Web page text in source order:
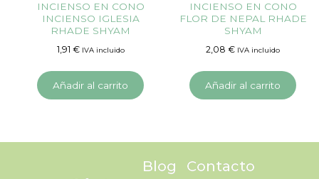
INCIENSO EN CONO
INCIENSO IGLESIA
RHADE SHYAM
1,91 € IVA incluido
Añadir al carrito
INCIENSO EN CONO
FLOR DE NEPAL RHADE
SHYAM
2,08 € IVA incluido
Añadir al carrito
Blog Contacto